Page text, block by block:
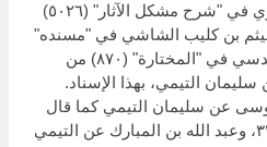
للبوصيري ورقة ١٥٢، والطحاوي في "شرح مشكل الآثار" (٥٠٢٦)
بن كليب الشاشي في "مسنده"
(٥٠)، ومن طريقه الضياء المقدسي في "المختارة" (٨٧٠) من
التيمي، بهذا الإسناد.
عن سليمان التيمي كما قال
ابن أبي حاتم في "العلل" ١/ ٣٣١، وعبد الله بن المبارك عن التيمي